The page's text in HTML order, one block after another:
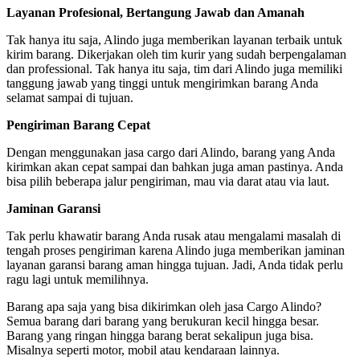
Layanan Profesional, Bertangung Jawab dan Amanah
Tak hanya itu saja, Alindo juga memberikan layanan terbaik untuk
kirim barang. Dikerjakan oleh tim kurir yang sudah berpengalaman
dan professional. Tak hanya itu saja, tim dari Alindo juga memiliki
tanggung jawab yang tinggi untuk mengirimkan barang Anda
selamat sampai di tujuan.
Pengiriman Barang Cepat
Dengan menggunakan jasa cargo dari Alindo, barang yang Anda
kirimkan akan cepat sampai dan bahkan juga aman pastinya. Anda
bisa pilih beberapa jalur pengiriman, mau via darat atau via laut.
Jaminan Garansi
Tak perlu khawatir barang Anda rusak atau mengalami masalah di
tengah proses pengiriman karena Alindo juga memberikan jaminan
layanan garansi barang aman hingga tujuan. Jadi, Anda tidak perlu
ragu lagi untuk memilihnya.
Barang apa saja yang bisa dikirimkan oleh jasa Cargo Alindo?
Semua barang dari barang yang berukuran kecil hingga besar.
Barang yang ringan hingga barang berat sekalipun juga bisa.
Misalnya seperti motor, mobil atau kendaraan lainnya.